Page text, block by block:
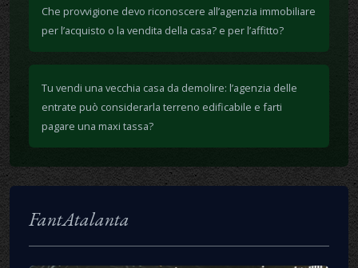
Che provvigione devo riconoscere all’agenzia immobiliare
per l’acquisto o la vendita della casa? e per l’affitto?
Tu vendi una vecchia casa da demolire: l’agenzia delle
entrate può considerarla terreno edificabile e farti
pagare una maxi tassa?
FantAtalanta